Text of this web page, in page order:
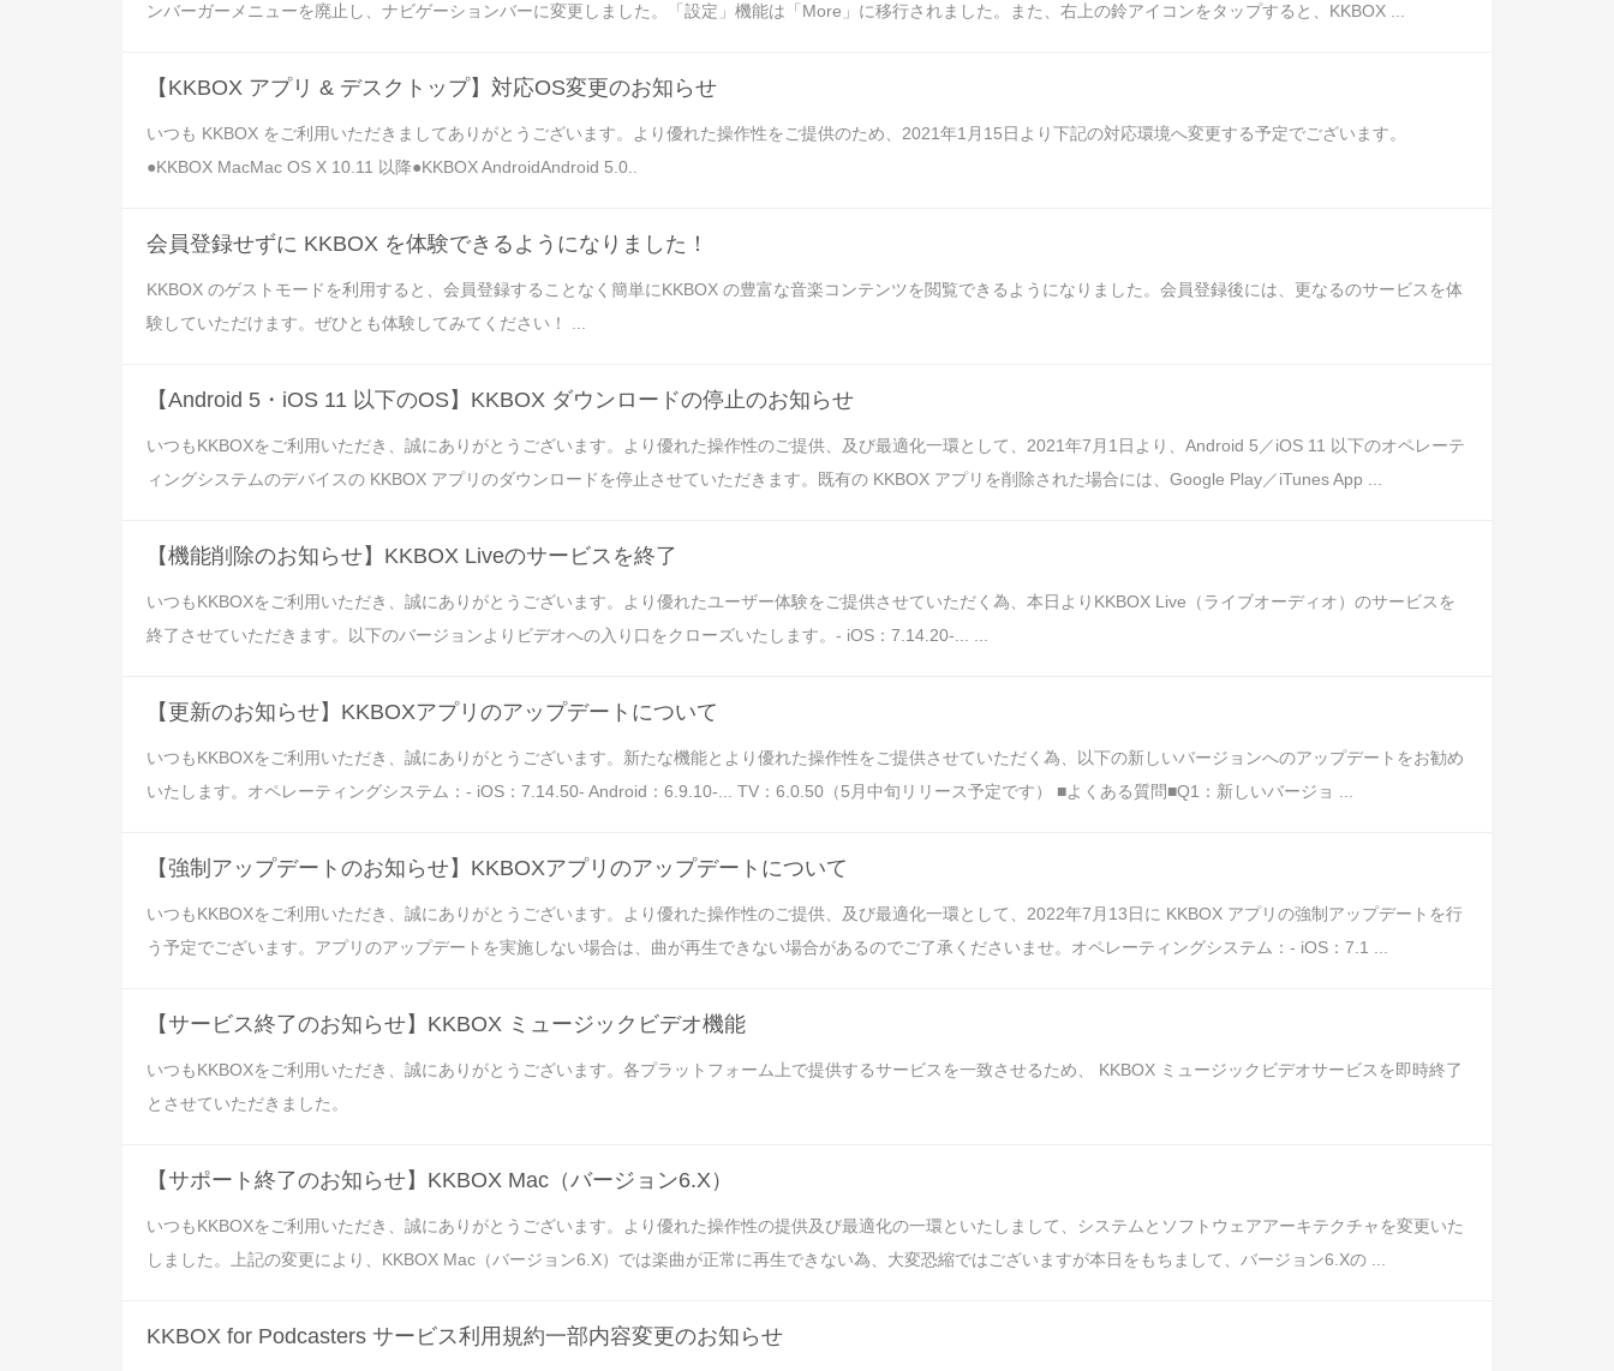
ンバーガーメニューを廃止し、ナビゲーションバーに変更しました。「設定」機能は「More」に移行されました。また、右上の鈴アイコンをタップすると、KKBOX ...
【KKBOX アプリ & デスクトップ】対応OS変更のお知らせ
いつも KKBOX をご利用いただきましてありがとうございます。より優れた操作性をご提供のため、2021年1月15日より下記の対応環境へ変更する予定でございます。
●KKBOX MacMac OS X 10.11 以降●KKBOX AndroidAndroid 5.0..
会員登録せずに KKBOX を体験できるようになりました！
KKBOX のゲストモードを利用すると、会員登録することなく簡単にKKBOX の豊富な音楽コンテンツを閲覧できるようになりました。会員登録後には、更なるのサービスを体
験していただけます。ぜひとも体験してみてください！ ...
【Android 5・iOS 11 以下のOS】KKBOX ダウンロードの停止のお知らせ
いつもKKBOXをご利用いただき、誠にありがとうございます。より優れた操作性のご提供、及び最適化一環として、2021年7月1日より、Android 5／iOS 11 以下のオペレーテ
ィングシステムのデバイスの KKBOX アプリのダウンロードを停止させていただきます。既有の KKBOX アプリを削除された場合には、Google Play／iTunes App ...
【機能削除のお知らせ】KKBOX Liveのサービスを終了
いつもKKBOXをご利用いただき、誠にありがとうございます。より優れたユーザー体験をご提供させていただく為、本日よりKKBOX Live（ライブオーディオ）のサービスを
終了させていただきます。以下のバージョンよりビデオへの入り口をクローズいたします。- iOS：7.14.20-... ...
【更新のお知らせ】KKBOXアプリのアップデートについて
いつもKKBOXをご利用いただき、誠にありがとうございます。新たな機能とより優れた操作性をご提供させていただく為、以下の新しいバージョンへのアップデートをお勧め
いたします。オペレーティングシステム：- iOS：7.14.50- Android：6.9.10-... TV：6.0.50（5月中旬リリース予定です） ■よくある質問■Q1：新しいバージョ ...
【強制アップデートのお知らせ】KKBOXアプリのアップデートについて
いつもKKBOXをご利用いただき、誠にありがとうございます。より優れた操作性のご提供、及び最適化一環として、2022年7月13日に KKBOX アプリの強制アップデートを行
う予定でございます。アプリのアップデートを実施しない場合は、曲が再生できない場合があるのでご了承くださいませ。オペレーティングシステム：- iOS：7.1 ...
【サービス終了のお知らせ】KKBOX ミュージックビデオ機能
いつもKKBOXをご利用いただき、誠にありがとうございます。各プラットフォーム上で提供するサービスを一致させるため、 KKBOX ミュージックビデオサービスを即時終了
とさせていただきました。
【サポート終了のお知らせ】KKBOX Mac（バージョン6.X）
いつもKKBOXをご利用いただき、誠にありがとうございます。より優れた操作性の提供及び最適化の一環といたしまして、システムとソフトウェアアーキテクチャを変更いた
しました。上記の変更により、KKBOX Mac（バージョン6.X）では楽曲が正常に再生できない為、大変恐縮ではございますが本日をもちまして、バージョン6.Xの ...
KKBOX for Podcasters サービス利用規約一部内容変更のお知らせ